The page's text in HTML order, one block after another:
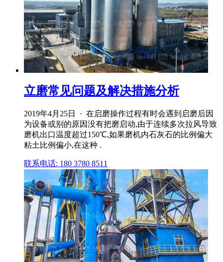
立磨常见问题及解决措施分析
2019年4月25日 · 在启磨操作过程有时会遇到启磨后因
为设备或别的原因没有把磨启动,由于连续多次拉风导致
磨机出口温度超过150℃,如果磨机内石灰石的比例偏大
粘土比例偏小,在这种 .
联系电话: 180 3780 8511